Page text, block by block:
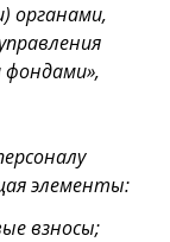
органами,
элементы:
взносы;